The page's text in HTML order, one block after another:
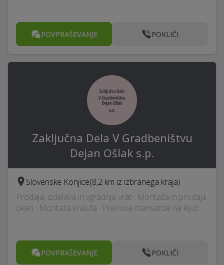
POVPRAŠEVANJE POKLIČI
Zaključna Dela V Gradbeništvu
Dejan Ošlak s.p.
Slovenske Konjice(8,2 km iz izbranega kraja)
Prodaja, izdelava in vgradnja vrat · Montaža in prodaja
oken · Montaža knaufa · Prenova mansarde na ključ
POVPRAŠEVANJE POKLIČI